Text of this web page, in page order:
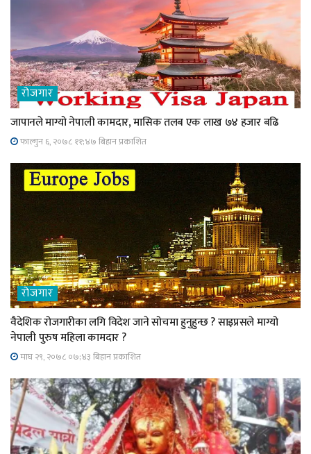
रोजगार
जापानले माग्यो नेपाली कामदार, मासिक तलब एक लाख ७४ हजार बढि
फाल्गुन ६, २०७८ ११;४७ बिहान प्रकाशित
रोजगार
वैदेशिक रोजगारीका लगि विदेश जाने सोचमा हुनुहुन्छ ? साइप्रसले माग्यो
नेपाली पुरुष महिला कामदार ?
माघ २९, २०७८ ०७;४३ बिहान प्रकाशित